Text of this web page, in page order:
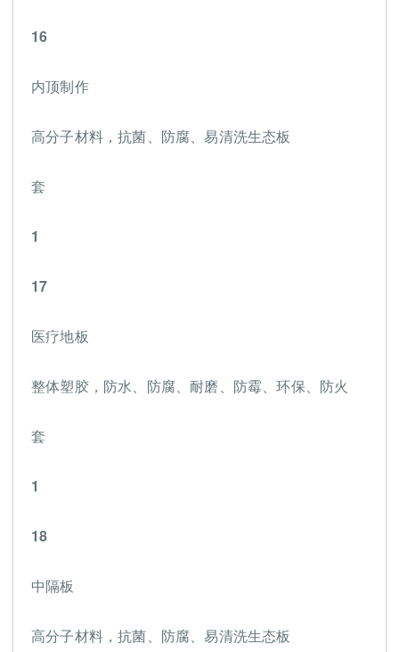
16
内顶制作
高分子材料，抗菌、防腐、易清洗生态板
套
1
17
医疗地板
整体塑胶，防水、防腐、耐磨、防霉、环保、防火
套
1
18
中隔板
高分子材料，抗菌、防腐、易清洗生态板